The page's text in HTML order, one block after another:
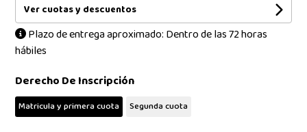
Ver cuotas y descuentos
Plazo de entrega aproximado: Dentro de las 72 horas
hábiles
Derecho De Inscripción
Matricula y primera cuota Segunda cuota